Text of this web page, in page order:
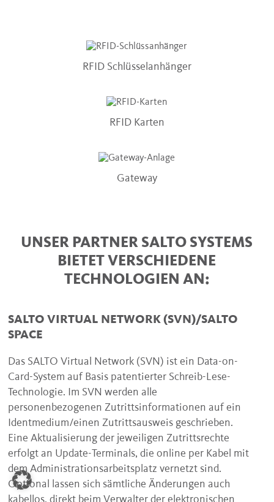
RFID Schlüsselanhänger
RFID Karten
Gateway
UNSER PARTNER SALTO SYSTEMS
BIETET VERSCHIEDENE
TECHNOLOGIEN AN:
SALTO VIRTUAL NETWORK (SVN)/SALTO
SPACE
Das SALTO Virtual Network (SVN) ist ein Data-on-
Card-System auf Basis patentierter Schreib-Lese-
Technologie. Im SVN werden alle
personenbezogenen Zutrittsinformationen auf ein
Identmedium/einen Zutrittsausweis geschrieben.
Eine Aktualisierung der jeweiligen Zutrittsrechte
erfolgt an Update-Terminals, die online per Kabel mit
dem Administrationsarbeitsplatz vernetzt sind.
Optional lassen sich sämtliche Änderungen auch
kabellos, direkt beim Verwalter der elektronischen